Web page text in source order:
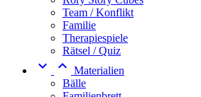
Team / Konflikt
Familie
Therapiespiele
Rätsel / Quiz
  Materialien
Bälle